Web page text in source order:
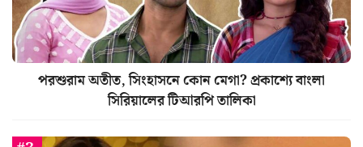
পরশুরাম অতীত, সিংহাসনে কোন মেগা? প্রকাশ্যে বাংলা
সিরিয়ালের টিআরপি তালিকা